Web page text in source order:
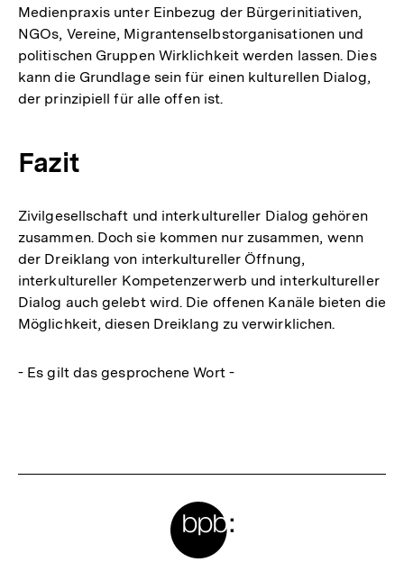
Medienpraxis unter Einbezug der Bürgerinitiativen,
NGOs, Vereine, Migrantenselbstorganisationen und
politischen Gruppen Wirklichkeit werden lassen. Dies
kann die Grundlage sein für einen kulturellen Dialog,
der prinzipiell für alle offen ist.
Fazit
Zivilgesellschaft und interkultureller Dialog gehören
zusammen. Doch sie kommen nur zusammen, wenn
der Dreiklang von interkultureller Öffnung,
interkultureller Kompetenzerwerb und interkultureller
Dialog auch gelebt wird. Die offenen Kanäle bieten die
Möglichkeit, diesen Dreiklang zu verwirklichen.
- Es gilt das gesprochene Wort -